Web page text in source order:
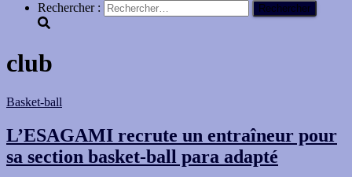
Rechercher :
club
Basket-ball
L’ESAGAMI recrute un entraîneur pour
sa section basket-ball para adapté